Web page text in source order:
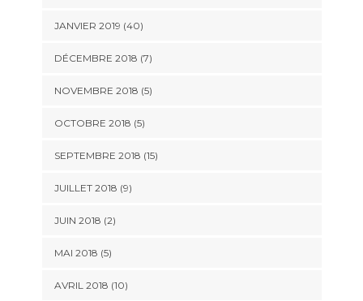
JANVIER 2019 (40)
DÉCEMBRE 2018 (7)
NOVEMBRE 2018 (5)
OCTOBRE 2018 (5)
SEPTEMBRE 2018 (15)
JUILLET 2018 (9)
JUIN 2018 (2)
MAI 2018 (5)
AVRIL 2018 (10)